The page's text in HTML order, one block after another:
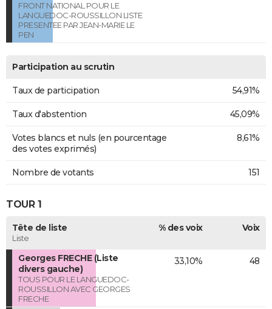
FRONT NATIONAL POUR LE
LANGUEDOC-ROUSSILLON LISTE
PRESENTEE PAR JEAN-MARIE LE
PEN
Participation au scrutin
Taux de participation 54,91%
Taux d'abstention 45,09%
Votes blancs et nuls (en pourcentage
des votes exprimés)
8,61%
Nombre de votants 151
TOUR 1
Tête de liste
Liste
% des voix Voix
Georges FRECHE (Liste
divers gauche)
TOUS POUR LE LANGUEDOC-
ROUSSILLON AVEC GEORGES
FRECHE
33,10% 48